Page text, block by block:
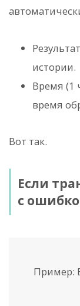
истории.
Время (1
время
Вот так.
Если
с
Пример: